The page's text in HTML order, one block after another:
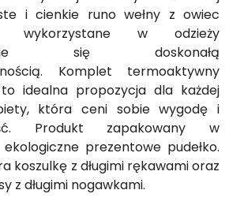
i cienkie runo wełny z owiec
wykorzystane w odzieży
się doskonałą
Komplet termoaktywny
idealna propozycja dla każdej
która ceni sobie wygodę i
Produkt zapakowany w
prezentowe pudełko.
koszulkę z długimi rękawami oraz
z długimi nogawkami.